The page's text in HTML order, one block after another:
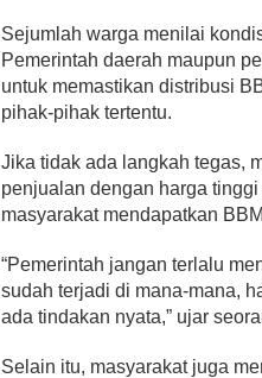
Sejumlah warga menilai
Pemerintah daerah maupun
untuk memastikan distribusi
pihak-pihak tertentu.
Jika tidak ada langkah tegas,
penjualan dengan harga
masyarakat mendapatkan
“Pemerintah jangan terlalu
sudah terjadi di mana-mana,
ada tindakan nyata,” ujar
Selain itu, masyarakat juga